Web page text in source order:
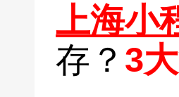
上海小
存？ 3